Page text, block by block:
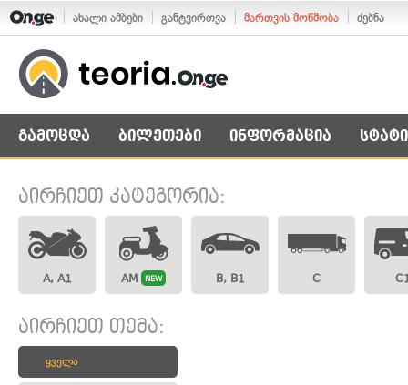
ახალი ამბები განტვირთვა მართვის მოწმობა ძებნა
გამოცდა ბილეთები ინფორმაცია
აირჩიეთ კატეგორია:
A, A1 AM NEW B, B1 C
აირჩიეთ თემა:
ყველა